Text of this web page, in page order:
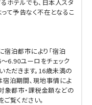
ホテルでも、日本人スタ
て予告なく不在となるこ
泊都市により「宿泊
6.90ユーロをチェック
ただきます。16歳未満の
泊期間、現地事情によ
象都市・課税金額などの
覧ください。